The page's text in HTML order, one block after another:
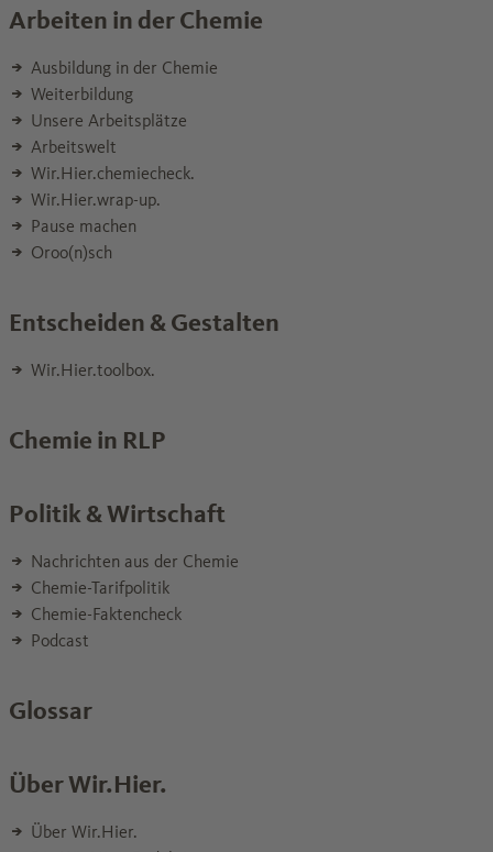
Arbeiten in der Chemie
Ausbildung in der Chemie
Weiterbildung
Unsere Arbeitsplätze
Arbeitswelt
Wir.Hier.chemiecheck.
Wir.Hier.wrap-up.
Pause machen
Oroo(n)sch
Entscheiden & Gestalten
Wir.Hier.toolbox.
Chemie in RLP
Politik & Wirtschaft
Nachrichten aus der Chemie
Chemie-Tarifpolitik
Chemie-Faktencheck
Podcast
Glossar
Über Wir.Hier.
Über Wir.Hier.